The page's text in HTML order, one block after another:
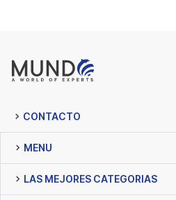
CONTACTO
MENU
LAS MEJORES CATEGORIAS